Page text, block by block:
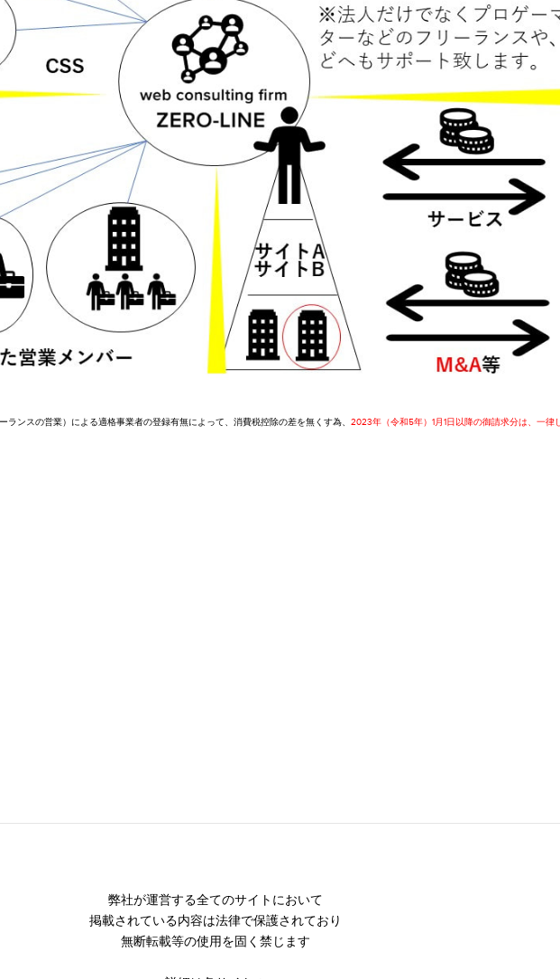
ンスの営業）による適格事業者の登録有無によって、消費税控除の差を無くす為、 2023年（令和5年）1月1日以降の御請求分は、一律
​弊社が運営する全てのサイトにおいて
掲載されている内容は法律で保護されており
​無断転載等の使用を固く禁じます